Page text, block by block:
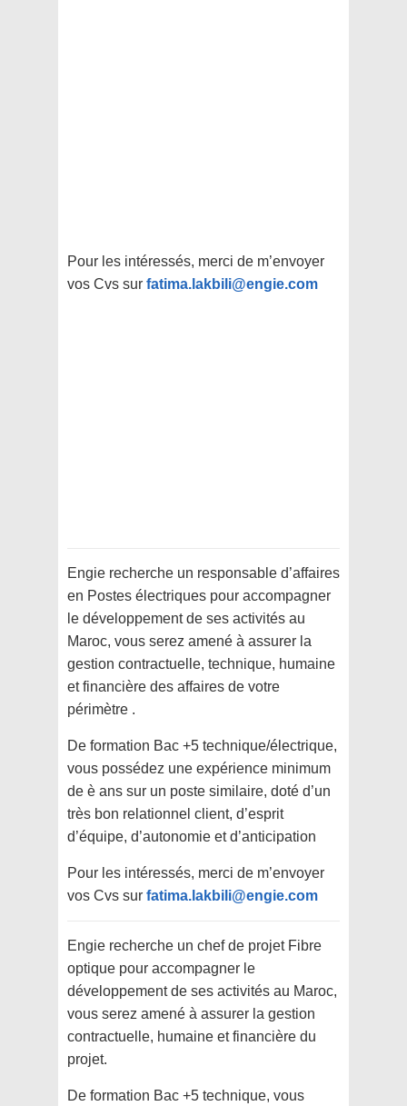
Pour les intéressés, merci de m’envoyer
vos Cvs sur fatima.lakbili@engie.com
Engie recherche un responsable d’affaires
en Postes électriques pour accompagner
le développement de ses activités au
Maroc, vous serez amené à assurer la
gestion contractuelle, technique, humaine
et financière des affaires de votre
périmètre .
De formation Bac +5 technique/électrique,
vous possédez une expérience minimum
de è ans sur un poste similaire, doté d’un
très bon relationnel client, d’esprit
d’équipe, d’autonomie et d’anticipation
Pour les intéressés, merci de m’envoyer
vos Cvs sur fatima.lakbili@engie.com
Engie recherche un chef de projet Fibre
optique pour accompagner le
développement de ses activités au Maroc,
vous serez amené à assurer la gestion
contractuelle, humaine et financière du
projet.
De formation Bac +5 technique, vous